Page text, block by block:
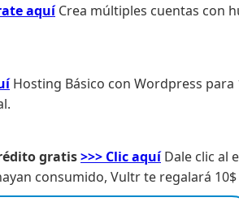
aquíCrea múltiples cuentas con
Hosting Básico con Wordpress para
gratis>>> Clic aquíDale clic al
consumido, Vultr te regalará